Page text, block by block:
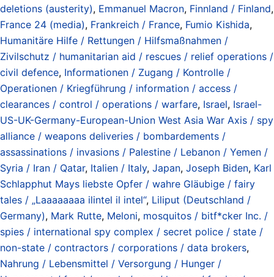
deletions (austerity), Emmanuel Macron, Finnland / Finland,
France 24 (media), Frankreich / France, Fumio Kishida,
Humanitäre Hilfe / Rettungen / Hilfsmaßnahmen /
Zivilschutz / humanitarian aid / rescues / relief operations /
civil defence, Informationen / Zugang / Kontrolle /
Operationen / Kriegführung / information / access /
clearances / control / operations / warfare, Israel, Israel-
US-UK-Germany-European-Union West Asia War Axis / spy
alliance / weapons deliveries / bombardements /
assassinations / invasions / Palestine / Lebanon / Yemen /
Syria / Iran / Qatar, Italien / Italy, Japan, Joseph Biden, Karl
Schlapphut Mays liebste Opfer / wahre Gläubige / fairy
tales / „Laaaaaaaa ilintel il intel“, Liliput (Deutschland /
Germany), Mark Rutte, Meloni, mosquitos / bitf*cker Inc. /
spies / international spy complex / secret police / state /
non-state / contractors / corporations / data brokers,
Nahrung / Lebensmittel / Versorgung / Hunger /